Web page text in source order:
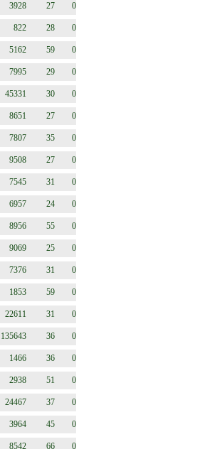
3928 27 0
822 28 0
5162 59 0
7995 29 0
45331 30 0
8651 27 0
7807 35 0
9508 27 0
7545 31 0
6957 24 0
8956 55 0
9069 25 0
7376 31 0
1853 59 0
22611 31 0
135643 36 0
1466 36 0
2938 51 0
24467 37 0
3964 45 0
8542 66 0